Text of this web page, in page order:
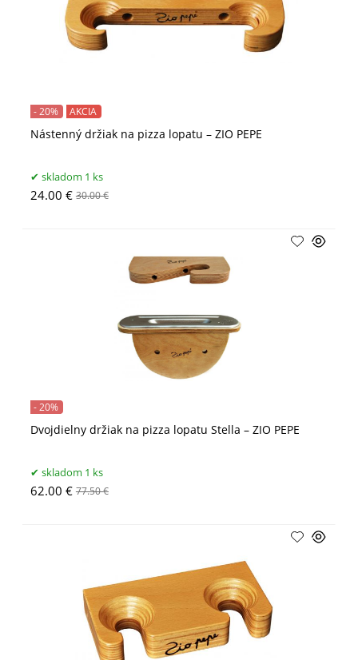
Nástenný držiak na pizza lopatu – ZIO PEPE
- 20% AKCIA
skladom 1 ks
24.00 € 30.00 €
Dvojdielny držiak na pizza lopatu Stella – ZIO PEPE
- 20%
skladom 1 ks
62.00 € 77.50 €